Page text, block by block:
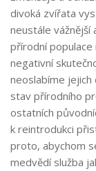
divoká zvířata
neustále vážnější
přírodní
negativní
neoslabíme jejich
stav přírodního
ostatních
k reintrodukci
proto, abychom
medvědí služba